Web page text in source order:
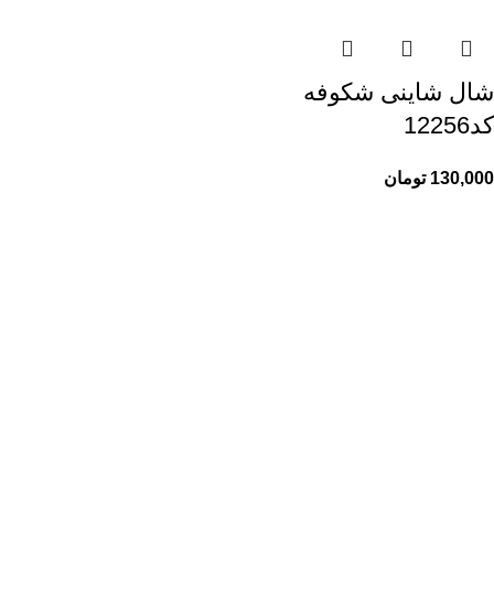
شال شاینی شکوفه
کد12256
130,000 تومان